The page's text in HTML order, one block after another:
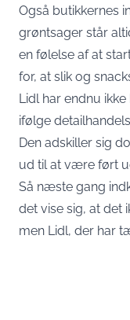
Også butikkernes
grøntsager står
en følelse af at
for, at slik og
Lidl har endnu
ifølge
Den adskiller sig
ud til at være ført
Så næste gang
det vise sig, at det
men Lidl, der har